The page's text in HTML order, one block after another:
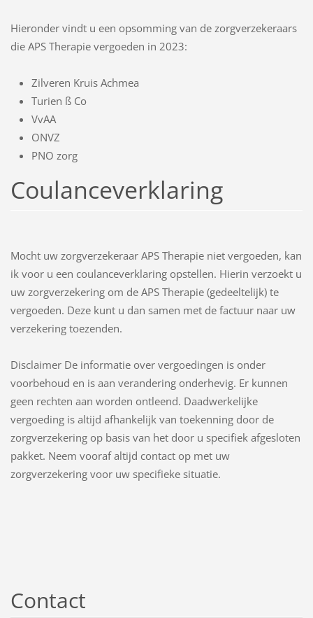
Hieronder vindt u een opsomming van de zorgverzekeraars
die APS Therapie vergoeden in 2023:
Zilveren Kruis Achmea
Turien ß Co
VvAA
ONVZ
PNO zorg
Coulanceverklaring
Mocht uw zorgverzekeraar APS Therapie niet vergoeden, kan
ik voor u een coulanceverklaring opstellen. Hierin verzoekt u
uw zorgverzekering om de APS Therapie (gedeeltelijk) te
vergoeden. Deze kunt u dan samen met de factuur naar uw
verzekering toezenden.
Disclaimer De informatie over vergoedingen is onder
voorbehoud en is aan verandering onderhevig. Er kunnen
geen rechten aan worden ontleend. Daadwerkelijke
vergoeding is altijd afhankelijk van toekenning door de
zorgverzekering op basis van het door u specifiek afgesloten
pakket. Neem vooraf altijd contact op met uw
zorgverzekering voor uw specifieke situatie.
Contact